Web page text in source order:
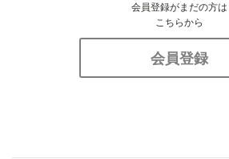
会員登録がまだの方は
こちらから
会員登録